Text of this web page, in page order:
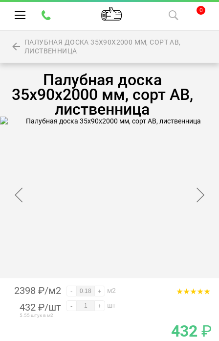
0
ПАЛУБНАЯ ДОСКА 35Х90Х2000 ММ, СОРТ АВ,
ЛИСТВЕННИЦА
Палубная доска
35х90х2000 мм, сорт АВ,
лиственница
2398 ₽/м2 - + м2
432 ₽/шт
5.55 штук в м2
- + шт
432 ₽